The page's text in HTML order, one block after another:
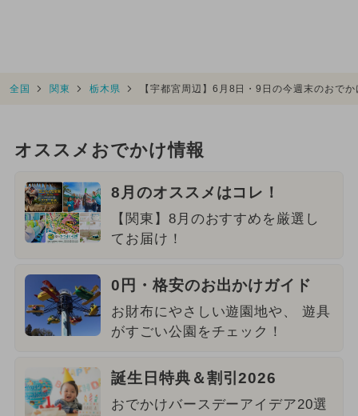
全国 関東 栃木県 【宇都宮周辺】6月8日・9日の今週末のおで
オススメおでかけ情報
8月のオススメはコレ！
【関東】8月のおすすめを厳選し
てお届け！
0円・格安のお出かけガイド
お財布にやさしい遊園地や、 遊具
がすごい公園をチェック！
誕生日特典＆割引2026
おでかけバースデーアイデア20選